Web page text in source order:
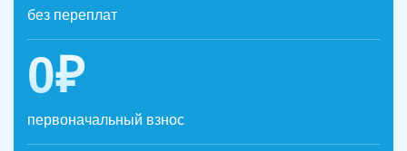
без переплат
0₽
первоначальный взнос